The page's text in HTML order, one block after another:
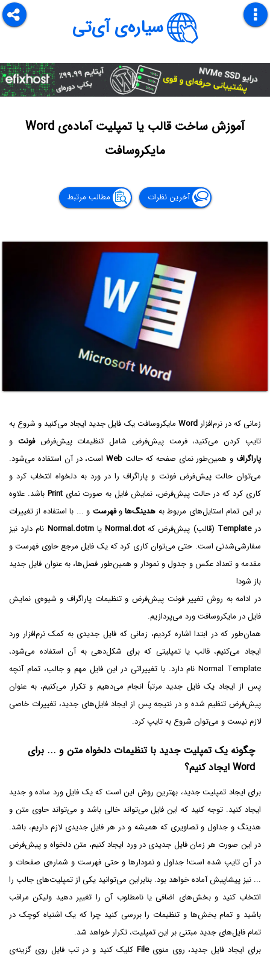
سیاره‌ی آی‌تی
آموزش ساخت قالب یا تمپلیت آماده‌ی Word
مایکروسافت
آخرین نظرات مطالب مرتبط
زمانی که در نرم‌افزارWord مایکروسافت یک فایل جدید ایجاد می‌کنید و شروع به
تایپ کردن می‌کنید، فرمت پیش‌فرض شامل تنظیمات پیش‌فرضفونت و
پاراگرافو همین‌طور نمای صفحه که حالت Webاست، در آن استفاده می‌شود.
می‌توان حالت پیش‌فرض فونت و پاراگراف را در ورد به دلخواه انتخاب کرد و
کاری کرد که در حالت پیش‌فرض، نمایش فایل به صورت نمایPrint باشد. علاوه
بر این تمام استایل‌های مربوط به هدینگ‌هاوفهرست و ... با استفاده از تغییرات
درTemplate (قالب) پیش‌فرض که Normal.dotیاNormal.dotm نام دارد نیز
سفارشی‌شدنی است. حتی می‌توان کاری کرد که یک فایل مرجع حاوی فهرست و
مقدمه و تعداد عکس و جدول و نمودار و همین‌طور فصل‌ها، به عنوان فایل جدید
باز شود!
در ادامه به روش تغییر فونت پیش‌فرض و تنظیمات پاراگراف و شیوه‌ی نمایش
فایل در مایکروسافت ورد می‌پردازیم.
همان‌طور که در ابتدا اشاره کردیم، زمانی که فایل جدیدی به کمک نرم‌افزار ورد
ایجاد می‌کنیم، قالب یا تمپلیتی که برای شکل‌دهی به آن استفاده می‌شود،
Normal Template نام دارد. با تغییراتی در این فایل مهم و جالب، تمام آنچه
پس از ایجاد یک فایل جدید مرتباً انجام می‌دهیم و تکرار می‌کنیم، به عنوان
پیش‌فرض تنظیم شده و در نتیجه پس از ایجاد فایل‌های جدید، تغییرات خاصی
لازم نیست و می‌توان شروع به تایپ کرد.
چگونه یک تمپلیت جدید با تنظیمات دلخواه متن و ... برای
Word ایجاد کنیم؟
برای ایجاد تمپلیت جدید، بهترین روش این است که یک فایل ورد ساده و جدید
ایجاد کنید. توجه کنید که این فایل می‌تواند خالی باشد و می‌تواند حاوی متن و
هدینگ و جداول و تصاویری که همیشه و در هر فایل جدیدی لازم داریم، باشد.
در این صورت هر زمان فایل جدیدی در ورد ایجاد کنیم، متن دلخواه و پیش‌فرض
در آن تایپ شده است! جداول و نمودارها و حتی فهرست و شماره‌ی صفحات و
... نیز پیشاپیش آماده خواهد بود. بنابراین می‌توانید یکی از تمپلیت‌های جالب را
انتخاب کنید و بخش‌های اضافی یا نامطلوب آن را تغییر دهید ولیکن مراقب
باشید و تمام بخش‌ها و تنظیمات را بررسی کنید چرا که یک اشتباه کوچک در
تمام فایل‌های جدید مبتنی بر این تمپلیت، تکرار خواهد شد.
برای ایجاد فایل جدید، روی منویFile کلیک کنید و در تب فایل روی گزینه‌ی